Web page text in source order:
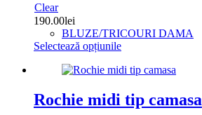
Clear
190.00lei
BLUZE/TRICOURI DAMA
Selectează opțiunileAcest
are
multe
variații.
Rochie midi tip camasa